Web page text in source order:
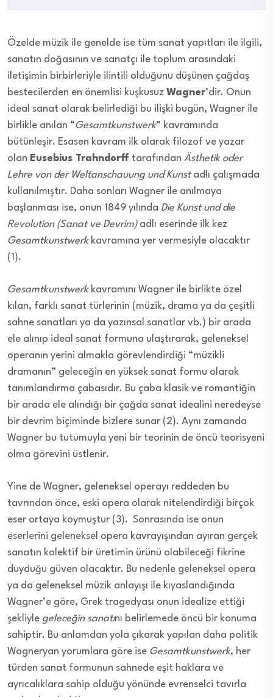
Özelde müzik ile genelde ise tüm sanat yapıtları ile ilgili,
sanatın doğasının ve sanatçı ile toplum arasındaki
iletişimin birbirleriyle ilintili olduğunu düşünen çağdaş
bestecilerden en önemlisi kuşkusuz Wagner’dir. Onun
ideal sanat olarak belirlediği bu ilişki bugün, Wagner ile
birlikle anılan “Gesamtkunstwerk” kavramında
bütünleşir. Esasen kavram ilk olarak filozof ve yazar
olan Eusebius Trahndorff tarafından Ästhetik oder
Lehre von der Weltanschauung und Kunst adlı çalışmada
kullanılmıştır. Daha sonları Wagner ile anılmaya
başlanması ise, onun 1849 yılında Die Kunst und die
Revolution (Sanat ve Devrim)adlı eserinde ilk kez
Gesamtkunstwerkkavramına yer vermesiyle olacaktır
(1).
Gesamtkunstwerk kavramını Wagner ile birlikte özel
kılan, farklı sanat türlerinin (müzik, drama ya da çeşitli
sahne sanatları ya da yazınsal sanatlar vb.) bir arada
ele alınıp ideal sanat formuna ulaştırarak, geleneksel
operanın yerini almakla görevlendirdiği “müzikli
dramanın” geleceğin en yüksek sanat formu olarak
tanımlandırma çabasıdır. Bu çaba klasik ve romantiğin
bir arada ele alındığı bir çağda sanat idealini neredeyse
bir devrim biçiminde bizlere sunar (2). Aynı zamanda
Wagner bu tutumuyla yeni bir teorinin de öncü teorisyeni
olma görevini üstlenir.
Yine de Wagner, geleneksel operayı reddeden bu
tavrından önce, eski opera olarak nitelendirdiği birçok
eser ortaya koymuştur (3). Sonrasında ise onun
eserlerini geleneksel opera kavrayışından ayıran gerçek
sanatın kolektif bir üretimin ürünü olabileceği fikrine
duyduğu güven olacaktır. Bu nedenle geleneksel opera
ya da geleneksel müzik anlayışı ile kıyaslandığında
Wagner’e göre, Grek tragedyası onun idealize ettiği
şekliyle geleceğin sanatını belirlemede öncü bir konuma
sahiptir. Bu anlamdan yola çıkarak yapılan daha politik
Wagneryan yorumlara göre ise Gesamtkunstwerk, her
türden sanat formunun sahnede eşit haklara ve
ayrıcalıklara sahip olduğu yönünde evrenselci tavırla